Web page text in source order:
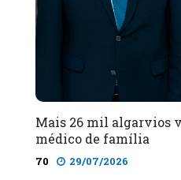
Mais 26 mil algarvios
médico de família
70 29/07/2026